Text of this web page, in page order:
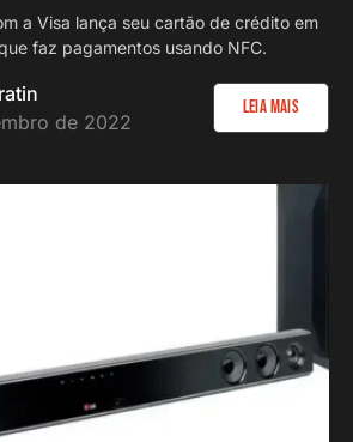
a Visa lança seu cartão de crédito em
faz pagamentos usando NFC.
de 2022
Leia Mais